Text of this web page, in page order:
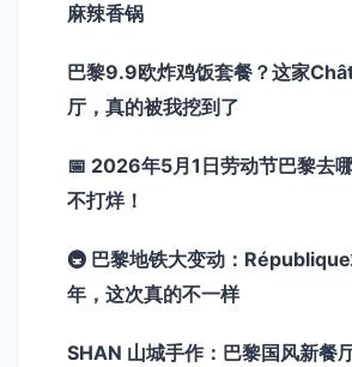
麻辣香锅
巴黎9.9欧炸鸡饭套餐？这家
厅，真的被我挖到了
📅 2026年5月1日劳动节巴黎去
不打烊！
🚇 巴黎地铁大变动：
年，这次真的不一样
SHAN 山城手作：巴黎国风新餐